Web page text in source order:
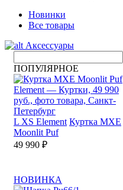
Новинки
Все товары
Аксессуары
ПОПУЛЯРНОЕ
L XS Element Куртка MXE
Moonlit Puf
49 990 ₽
НОВИНКА